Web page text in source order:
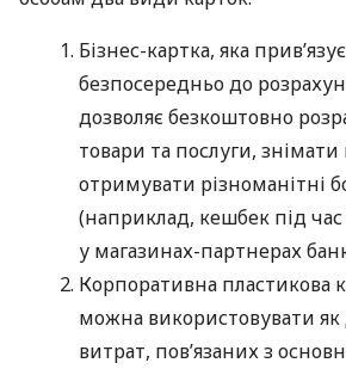
Бізнес-картка, яка
безпосередньо до
дозволяє безкоштовно
товари та послуги, знімати
отримувати різноманітні
(наприклад, кешбек під час
у магазинах-партнерах
Корпоративна пластикова
можна використовувати як
витрат, пов’язаних з